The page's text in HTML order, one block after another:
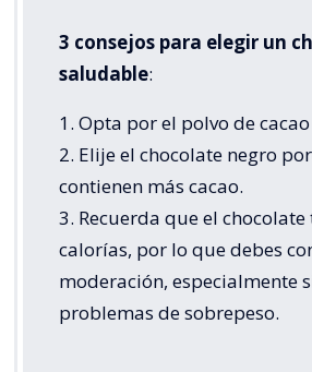
3 consejos para elegir un
saludable:
1. Opta por el polvo de
2. Elije el chocolate negro
contienen más cacao.
3. Recuerda que el
calorías, por lo que debes
moderación, especialmente
problemas de sobrepeso.